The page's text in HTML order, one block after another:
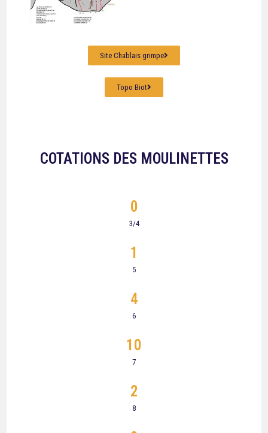
Site Chablais grimpe
Topo Biot
COTATIONS DES MOULINETTES
3/4
0
5
1
6
4
7
10
8
2